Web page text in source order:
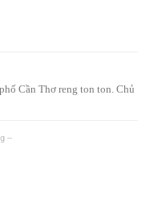
Cần Thơ reng ton ton. Chủ